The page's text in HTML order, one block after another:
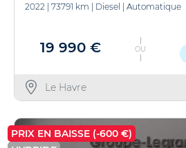
2022 73791 km Diesel Automatique
19 990 € OU
Le Havre
PRIX EN BAISSE (-600 €)